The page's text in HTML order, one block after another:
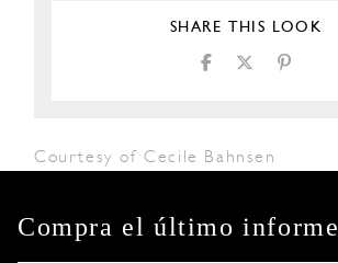
SHARE THIS LOOK
Courtesy of Cecile Bahnsen
Compra el último informe